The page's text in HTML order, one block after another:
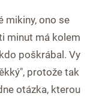
mikiny, ono se
minut má kolem
poškrábal. Vy
protože tak
otázka, kterou